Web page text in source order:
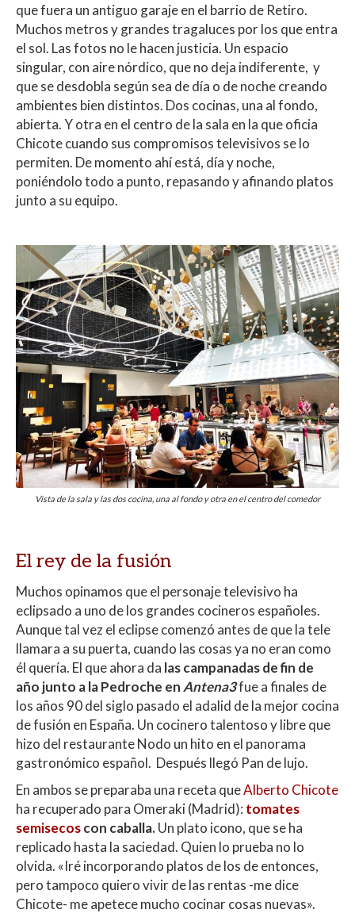
que fuera un antiguo garaje en el barrio de Retiro.
Muchos metros y grandes tragaluces por los que entra
el sol. Las fotos no le hacen justicia. Un espacio
singular, con aire nórdico, que no deja indiferente, y
que se desdobla según sea de día o de noche creando
ambientes bien distintos. Dos cocinas, una al fondo,
abierta. Y otra en el centro de la sala en la que oficia
Chicote cuando sus compromisos televisivos se lo
permiten. De momento ahí está, día y noche,
poniéndolo todo a punto, repasando y afinando platos
junto a su equipo.
Vista de la sala y las dos cocina, una al fondo y otra en el centro del comedor
El rey de la fusión
Muchos opinamos que el personaje televisivo ha
eclipsado a uno de los grandes cocineros españoles.
Aunque tal vez el eclipse comenzó antes de que la tele
llamara a su puerta, cuando las cosas ya no eran como
él quería. El que ahora da las campanadas de fin de
año junto a la Pedroche en Antena3fue a finales de
los años 90 del siglo pasado el adalid de la mejor cocina
de fusión en España. Un cocinero talentoso y libre que
hizo del restaurante Nodo un hito en el panorama
gastronómico español. Después llegó Pan de lujo.
En ambos se preparaba una receta queAlberto Chicote
ha recuperado para Omeraki (Madrid): tomates
semisecoscon caballa.Un plato icono, que se ha
replicado hasta la saciedad. Quien lo prueba no lo
olvida. «Iré incorporando platos de los de entonces,
pero tampoco quiero vivir de las rentas -me dice
Chicote- me apetece mucho cocinar cosas nuevas».